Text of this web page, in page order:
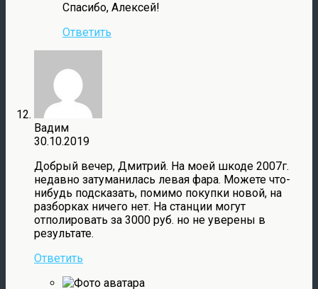
Спасибо, Алексей!
Ответить
Вадим
30.10.2019
Добрый вечер, Дмитрий. На моей шкоде 2007г.
недавно затуманилась левая фара. Можете что-
нибудь подсказать, помимо покупки новой, на
разборках ничего нет. На станции могут
отполировать за 3000 руб. но не уверены в
результате.
Ответить